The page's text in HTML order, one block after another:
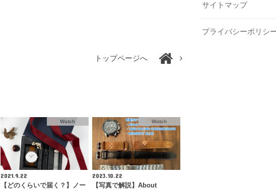
トップページへ
Watch
2021.9.22
【どのくらいで届く？】ノー
Watch
2023.10.22
【写真で解説】About
サイトマップ
プライバシーポリシ